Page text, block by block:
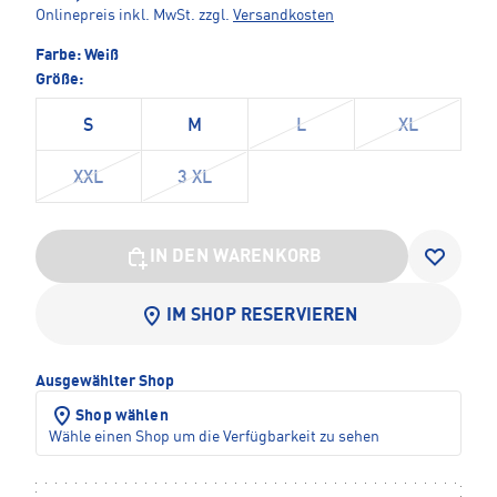
Onlinepreis inkl. MwSt. zzgl. Versandkosten
Farbe: Weiß
Größe:
S M L XL
XXL 3 XL
IN DEN WARENKORB
IM SHOP RESERVIEREN
Ausgewählter Shop
Shop wählen
Wähle einen Shop um die Verfügbarkeit zu sehen